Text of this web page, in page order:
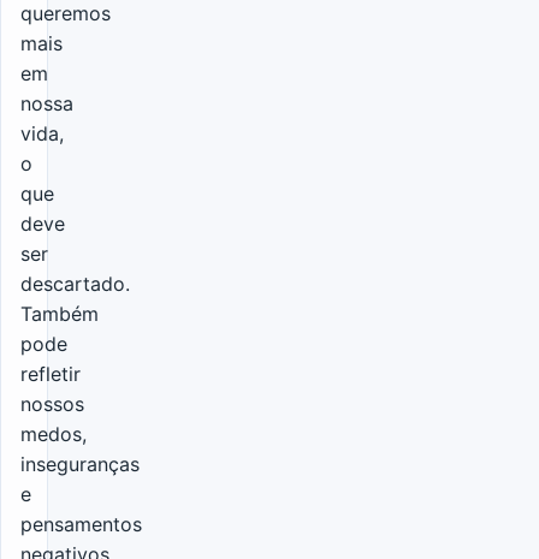
queremos
mais
em
nossa
vida,
o
que
deve
ser
descartado.
Também
pode
refletir
nossos
medos,
inseguranças
e
pensamentos